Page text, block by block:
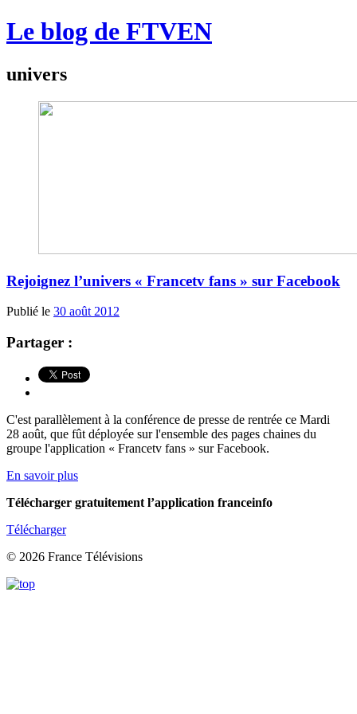
Le blog de FTVEN
univers
Rejoignez l’univers « Francetv fans » sur Facebook
Publié le 30 août 2012
Partager :
C'est parallèlement à la conférence de presse de rentrée ce Mardi
28 août, que fût déployée sur l'ensemble des pages chaines du
groupe l'application « Francetv fans » sur Facebook.
En savoir plus
Télécharger gratuitement l’application franceinfo
Télécharger
© 2026 France Télévisions